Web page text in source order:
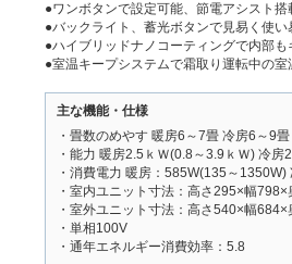
●ワンボタンで設定可能、節電アシスト搭
●バックライト、蓄光ボタンで見易く使
●ハイブリッドナノコーティングで内部も
●室温キープシステムで霜取り運転中の
主な機能・仕様
・畳数のめやす 暖房6～7畳 冷房6～9畳
・能力 暖房2.5ｋＷ(0.8～3.9ｋＷ) 冷
・消費電力 暖房：585W(135～
・室内ユニット寸法：高さ295×幅
・室外ユニット寸法：高さ540×幅
・単相100V
・通年エネルギー消費効率：5.8